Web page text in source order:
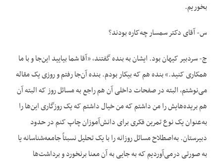
بخوریم.
س- آقای دکتر سمسار چه‌کاره بودند؟
ج- سردبیر کیهان بود. ایشان به بنده گفتند، «آقا شما بیایید این‌جا و با ما
همکاری کنید.» بنده هم که بیکار بودم. بنده آن‌جا رفتم و روزی یک مقاله
می‌نوشتم، البته در صفحات داخلی آن هم راجع به مسائل روز که البته آن
هم بریده‌هایش را من داشتم که من خیال داشتم که یک روزگاری این‌ها را
به‌عنوان یک نوع تمرین فکری برای دانش‌آموزان چاپ کنم در حدود
دبیرستان. به‌اصطلاح مسائل روزانه را با یک تحلیل نسبتاً جامعه‌شناسانه یا
به صورتی درمی‌آوردیم که به جایی به آن معنا برنخورد و برداشت‌ها